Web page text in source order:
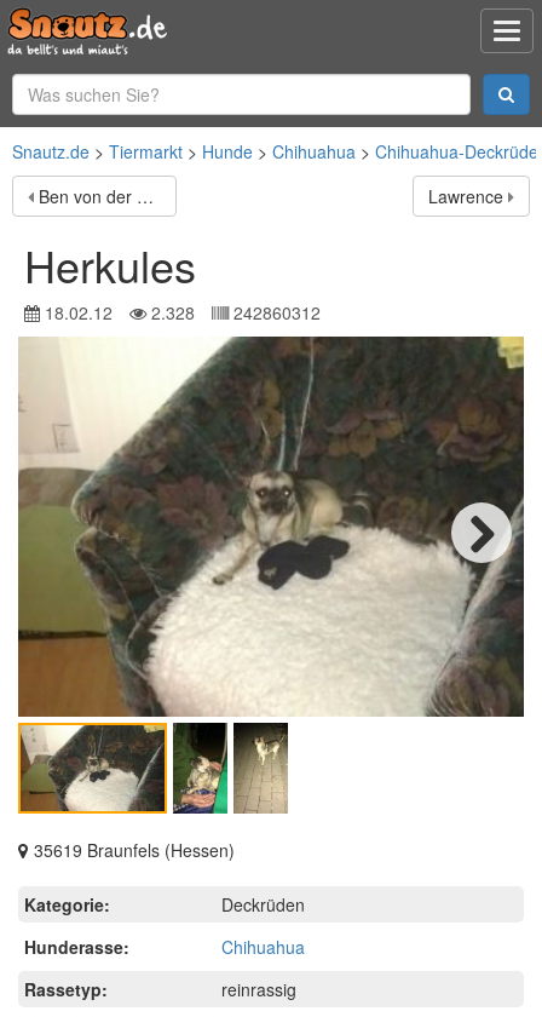
Snautz.de Tiermarkt Hunde Chihuahua
Chihuahua-
Ben von der Tiger Ranch
Lawrence
Herkules
18.02.12 2.328 242860312
Next
35619 Braunfels (Hessen)
Kategorie:
Deckrüden
Hunderasse:
Chihuahua
Rassetyp:
reinrassig